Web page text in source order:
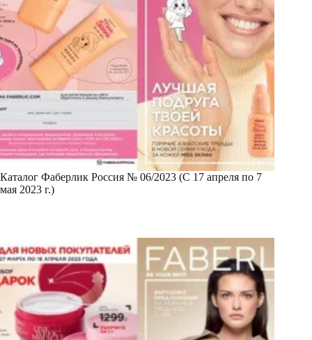
Каталог Фаберлик Россия № 06/2023 (С 17 апреля по 7
мая 2023 г.)